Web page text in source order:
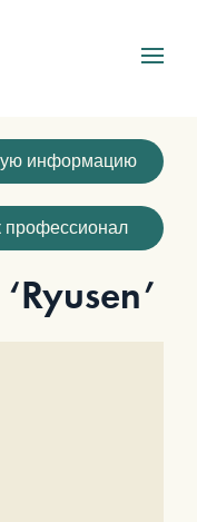
информацию
профессионал